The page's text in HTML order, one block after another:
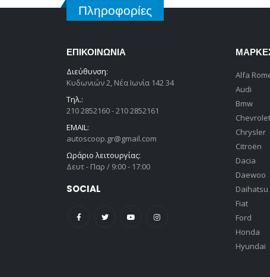
Πληροφορίες
ΕΠΙΚΟΙΝΩΝΊΑ
Διεύθυνση:
Κυδωνιών 2, Νέα Ιωνία 142 34
Τηλ.:
210 2852160 - 210 2852161
EMAIL:
autoscoop.gr@gmail.com
Ωράριο λειτουργίας:
Δευτ - Παρ / 9:00 - 17:00
SOCIAL
Alfa
Audi
Bmw
Chevrolet
Chrysler
Citroën
Dacia
Daewoo
Daihatsu
Fiat
Ford
Honda
Hyundai